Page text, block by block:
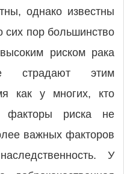
однако известны
сих пор большинство
риском рака
страдают этим
как у многих, кто
факторы риска не
важных факторов
У